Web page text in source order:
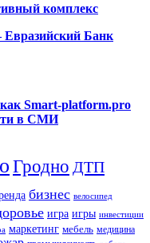
комплекс
Евразийский Банк
Smart-platform.pro
в СМИ
Гродно ДТП
бизнес велосипед
игра игры инвестиции
маркетинг мебель медицина